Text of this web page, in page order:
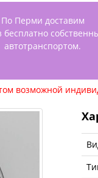
По Перми доставим
бесплатно
автотранспортом.
возможной